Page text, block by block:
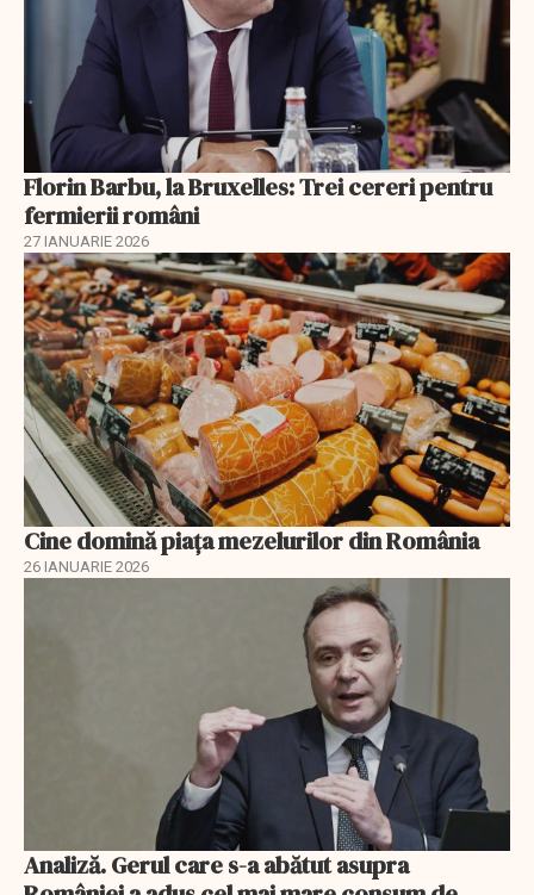
Florin Barbu, la Bruxelles: Trei cereri pentru
fermierii români
27 IANUARIE 2026
Cine domină piața mezelurilor din România
26 IANUARIE 2026
Analiză. Gerul care s-a abătut asupra